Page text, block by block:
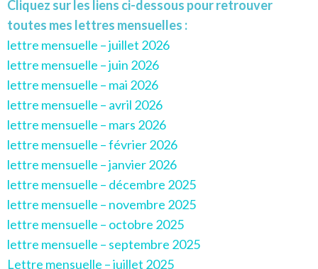
Cliquez sur les liens ci-dessous pour retrouver
toutes mes lettres mensuelles :
lettre mensuelle – juillet 2026
lettre mensuelle – juin 2026
lettre mensuelle – mai 2026
lettre mensuelle – avril 2026
lettre mensuelle – mars 2026
lettre mensuelle – février 2026
lettre mensuelle – janvier 2026
lettre mensuelle – décembre 2025
lettre mensuelle – novembre 2025
lettre mensuelle – octobre 2025
lettre mensuelle – septembre 2025
Lettre mensuelle – juillet 2025